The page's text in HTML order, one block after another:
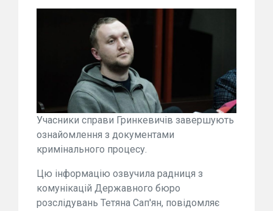
Учасники справи Гринкевичів завершують
ознайомлення з документами
кримінального процесу.
Цю інформацію озвучила радниця з
комунікацій Державного бюро
розслідувань Тетяна Сап'ян, повідомляє